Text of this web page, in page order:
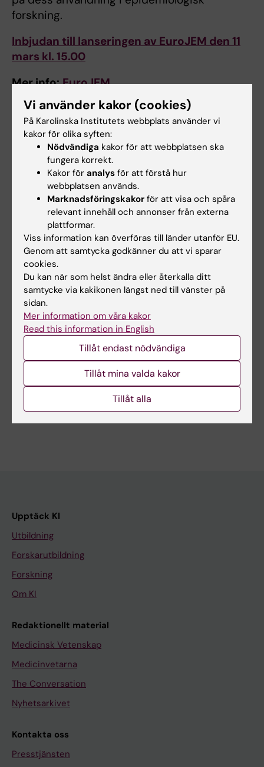
forskning.
Inbjudan till lanseringen av EuroJEM den 11
mars kl. 15.00
Mer info: EuroJEM
Contact
Jenny Viktoria Selander
Senior Forskare
Telefon:
+46852480029
E-post:
jenny.selander@ki.se
Organisatorisk tillhörighet:
Institutet för miljömedicin
Uppdaterad av:
Anne Hammarskjöld 2025-03-09
Dela
Upptäck KI
Utbildning
Forskarutbildning
Forskning
Om KI
Redaktionellt material
Medicinsk Vetenskap
Medicinvetarna
The Conversation
Nyhetsarkivet
Kontakta oss
Presstjänsten
Vi använder kakor (cookies)
På Karolinska Institutets webbplats använder vi
kakor för olika syften:
Nödvändiga kakor för att webbplatsen ska
fungera korrekt.
Kakor för analys för att förstå hur
webbplatsen används.
Marknadsföringskakor för att visa och spåra
relevant innehåll och annonser från externa
plattformar.
Viss information kan överföras till länder utanför EU.
Genom att samtycka godkänner du att vi sparar
cookies.
Du kan när som helst ändra eller återkalla ditt
samtycke via kakikonen längst ned till vänster på
sidan.
Mer information om våra kakor
Read this information in English
Tillåt endast nödvändiga
Tillåt mina valda kakor
Tillåt alla